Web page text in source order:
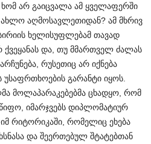
ხომ არ გაიცვალა ამ ყველაფერში
აღმოსავლეთიდან? ამ მხრივ
ხელისუფლებამ თავად
ქვეყანას და, თუ მმართველ ძალას
რუსეთიც არ იქნება
უსაფრთხოების გარანტი იყოს.
მოლაპარაკებებმა ცხადყო, რომ
იმარჯვებს დიპლომატიურ
იმ რიტორიკაში, რომელიც ეხება
და შეერთებულ შტატებთან